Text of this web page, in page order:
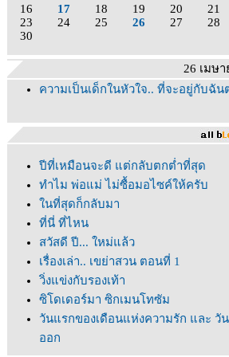
16
17 18 19 20 21
23
24 25 26 27 28
30
26 เมษ
ความเป็นเด็กในหัวใจ.. ที่จะอยู่กับฉัน
ปีที่เหมือนจะดี แต่กลับตกต่ำที่สุด
ทำไม พ่อแม่ ไม่ซื้อมอไซค์ให้ครับ
นที่สุดก็กลับมา
ที่นี่ ที่ไหน
สวัสดี ปี... ใหม่แล้ว
เรื่องเล่า.. เขย่าสวน ตอนที่ 1
วิ่งแข่งกับรองเท้า
ซิโดเดอร์มา ซิกเมนโทซัม
วันแรกของเดือนแห่งความรัก และ
ออก